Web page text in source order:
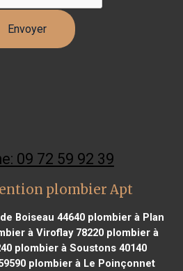
09 72 59 92 39
plombier Apt
Boiseau 44640plombier à Plan
à Viroflay 78220 plombier à
plombier à Soustons 40140
plombier à Le Poinçonnet